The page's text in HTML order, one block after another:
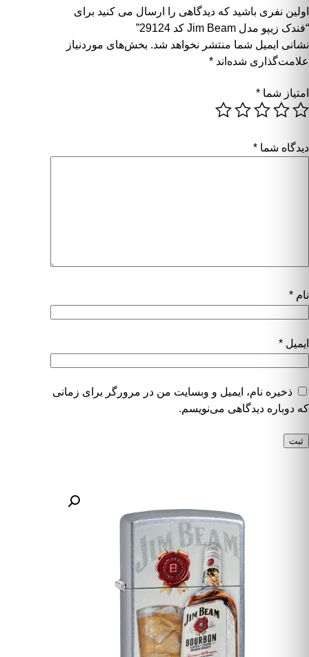
اولین نفری باشید که دیدگاهی را ارسال می کنید برای
“فندک زیپو مدل Jim Beam کد 29124”
نشانی ایمیل شما منتشر نخواهد شد. بخش‌های موردنیاز
علامت‌گذاری شده‌اند *
امتیاز شما *
دیدگاه شما *
نام *
ایمیل *
ذخیره نام، ایمیل و وبسایت من در مرورگر برای زمانی
که دوباره دیدگاهی می‌نویسم.